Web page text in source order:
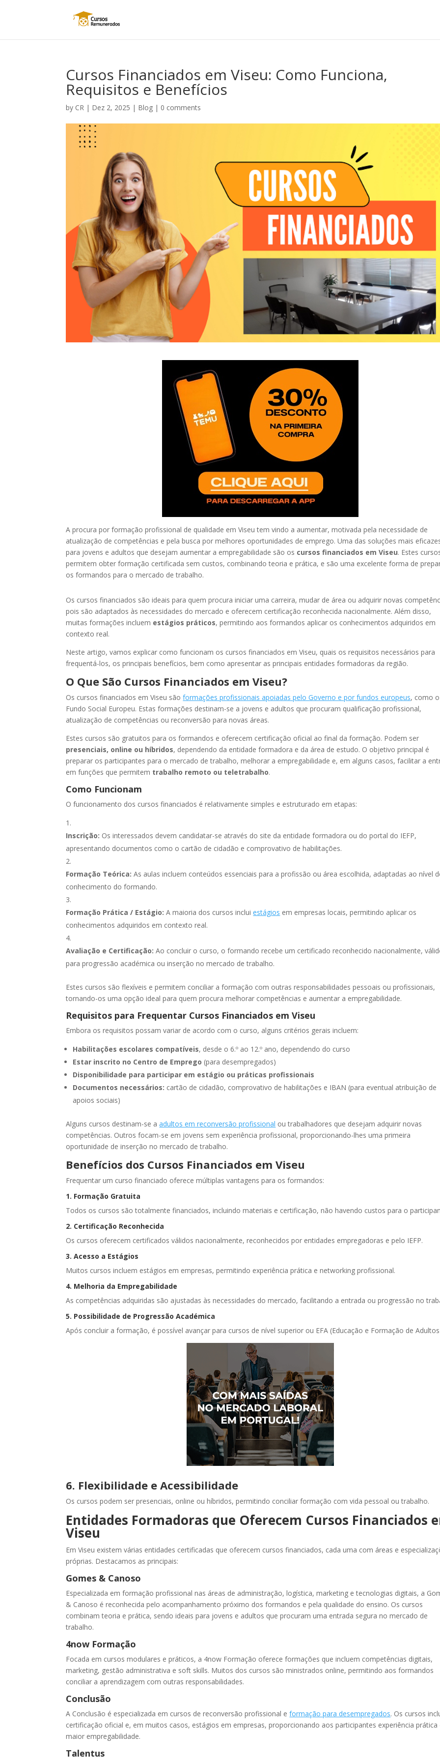
Cursos Financiados em Viseu: Como Funciona,
Requisitos e Benefícios
by CR | Dez 2, 2025 | Blog | 0 comments
A procura por formação profissional de qualidade em Viseu tem vindo a aumentar, motivada pela necessidade de
atualização de competências e pela busca por melhores oportunidades de emprego. Uma das soluções mais
para jovens e adultos que desejam aumentar a empregabilidade são os cursos financiados em Viseu. Estes
permitem obter formação certificada sem custos, combinando teoria e prática, e são uma excelente forma de
os formandos para o mercado de trabalho.
Os cursos financiados são ideais para quem procura iniciar uma carreira, mudar de área ou adquirir novas
pois são adaptados às necessidades do mercado e oferecem certificação reconhecida nacionalmente. Além disso,
muitas formações incluem estágios práticos, permitindo aos formandos aplicar os conhecimentos adquiridos em
contexto real.
Neste artigo, vamos explicar como funcionam os cursos financiados em Viseu, quais os requisitos necessários para
frequentá-los, os principais benefícios, bem como apresentar as principais entidades formadoras da região.
O Que São Cursos Financiados em Viseu?
Os cursos financiados em Viseu sãoformações profissionais apoiadas pelo Governo e por fundos europeus, como o
Fundo Social Europeu. Estas formações destinam-se a jovens e adultos que procuram qualificação profissional,
atualização de competências ou reconversão para novas áreas.
Estes cursos são gratuitos para os formandos e oferecem certificação oficial ao final da formação. Podem ser
presenciais, online ou híbridos, dependendo da entidade formadora e da área de estudo. O objetivo principal é
preparar os participantes para o mercado de trabalho, melhorar a empregabilidade e, em alguns casos, facilitar a
em funções que permitem trabalho remoto ou teletrabalho.
Como Funcionam
O funcionamento dos cursos financiados é relativamente simples e estruturado em etapas:
Inscrição: Os interessados devem candidatar-se através do site da entidade formadora ou do portal do IEFP,
apresentando documentos como o cartão de cidadão e comprovativo de habilitações.
Formação Teórica: As aulas incluem conteúdos essenciais para a profissão ou área escolhida, adaptadas ao nível
conhecimento do formando.
Formação Prática / Estágio: A maioria dos cursos incluiestágios em empresas locais, permitindo aplicar os
conhecimentos adquiridos em contexto real.
Avaliação e Certificação: Ao concluir o curso, o formando recebe um certificado reconhecido nacionalmente,
para progressão académica ou inserção no mercado de trabalho.
Estes cursos são flexíveis e permitem conciliar a formação com outras responsabilidades pessoais ou profissionais,
tornando-os uma opção ideal para quem procura melhorar competências e aumentar a empregabilidade.
Requisitos para Frequentar Cursos Financiados em Viseu
Embora os requisitos possam variar de acordo com o curso, alguns critérios gerais incluem:
Habilitações escolares compatíveis, desde o 6.º ao 12.º ano, dependendo do curso
Estar inscrito no Centro de Emprego (para desempregados)
Disponibilidade para participar em estágio ou práticas profissionais
Documentos necessários: cartão de cidadão, comprovativo de habilitações e IBAN (para eventual atribuição de
apoios sociais)
Alguns cursos destinam-se aadultos em reconversão profissional ou trabalhadores que desejam adquirir novas
competências. Outros focam-se em jovens sem experiência profissional, proporcionando-lhes uma primeira
oportunidade de inserção no mercado de trabalho.
Benefícios dos Cursos Financiados em Viseu
Frequentar um curso financiado oferece múltiplas vantagens para os formandos:
1. Formação Gratuita
Todos os cursos são totalmente financiados, incluindo materiais e certificação, não havendo custos para o
2. Certificação Reconhecida
Os cursos oferecem certificados válidos nacionalmente, reconhecidos por entidades empregadoras e pelo IEFP.
3. Acesso a Estágios
Muitos cursos incluem estágios em empresas, permitindo experiência prática e networking profissional.
4. Melhoria da Empregabilidade
As competências adquiridas são ajustadas às necessidades do mercado, facilitando a entrada ou progressão no
5. Possibilidade de Progressão Académica
Após concluir a formação, é possível avançar para cursos de nível superior ou EFA (Educação e Formação de
6. Flexibilidade e Acessibilidade
Os cursos podem ser presenciais, online ou híbridos, permitindo conciliar formação com vida pessoal ou trabalho.
Entidades Formadoras que Oferecem Cursos Financiados
Viseu
Em Viseu existem várias entidades certificadas que oferecem cursos financiados, cada uma com áreas e
próprias. Destacamos as principais:
Gomes & Canoso
Especializada em formação profissional nas áreas de administração, logística, marketing e tecnologias digitais, a
& Canoso é reconhecida pelo acompanhamento próximo dos formandos e pela qualidade do ensino. Os cursos
combinam teoria e prática, sendo ideais para jovens e adultos que procuram uma entrada segura no mercado de
trabalho.
4now Formação
Focada em cursos modulares e práticos, a 4now Formação oferece formações que incluem competências digitais,
marketing, gestão administrativa e soft skills. Muitos dos cursos são ministrados online, permitindo aos formandos
conciliar a aprendizagem com outras responsabilidades.
Conclusão
A Conclusão é especializada em cursos de reconversão profissional eformação para desempregados. Os cursos
certificação oficial e, em muitos casos, estágios em empresas, proporcionando aos participantes experiência prática
maior empregabilidade.
Talentus